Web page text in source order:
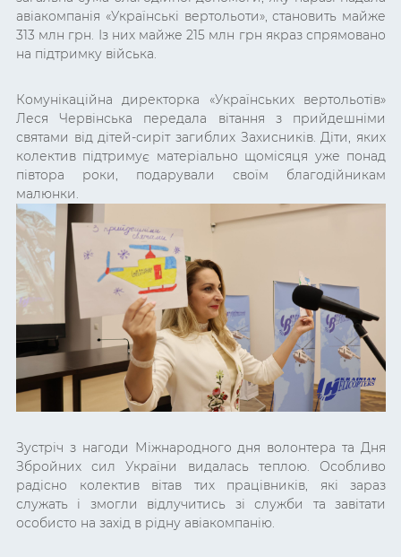
авіакомпанія «Українські вертольоти», становить майже
313 млн грн. Із них майже 215 млн грн якраз спрямовано
на підтримку війська.
Комунікаційна директорка «Українських вертольотів»
Леся Червінська передала вітання з прийдешніми
святами від дітей-сиріт загиблих Захисників. Діти, яких
колектив підтримує матеріально щомісяця уже понад
півтора роки, подарували своїм благодійникам
малюнки.
Зустріч з нагоди Міжнародного дня волонтера та Дня
Збройних сил України видалась теплою. Особливо
радісно колектив вітав тих працівників, які зараз
служать і змогли відлучитись зі служби та завітати
особисто на захід в рідну авіакомпанію.